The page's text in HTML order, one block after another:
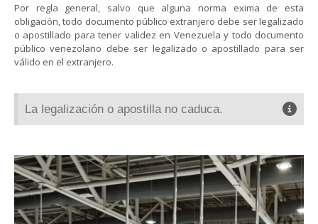
Por regla general, salvo que alguna norma exima de esta
obligación, todo documento público extranjero debe ser legalizado
o apostillado para tener validez en Venezuela y todo documento
público venezolano debe ser legalizado o apostillado para ser
válido en el extranjero.
La legalización o apostilla no caduca.